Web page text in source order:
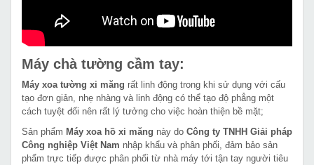
Máy chà tường cầm tay:
Máy xoa tường xi măng rất linh động trong khi sử dụng với cấu
tạo đơn giản, nhẹ nhàng và linh động có thể tạo độ phẳng một
cách tuyệt đối nên rất lý tưởng cho việc hoàn thiện bề mặt;
Sản phẩm Máy xoa hồ xi măng này do Công ty TNHH Giải pháp
Công nghiệp Việt Nam nhập khẩu và phân phối, đảm bảo sản
phẩm trực tiếp được phân phối từ nhà máy tới tận tay người tiêu